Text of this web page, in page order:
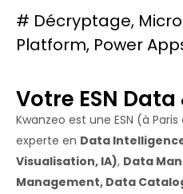
# Décryptage,
Platform, Power
Votre ESN
Kwanzeo est une ESN (à
experte en Data
Visualisation, IA), Data
Management, Data